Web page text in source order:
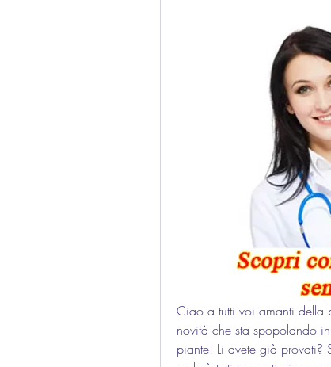
Ciao a tutti voi amanti della
novità che sta spopolando
piante! Li avete già provati?